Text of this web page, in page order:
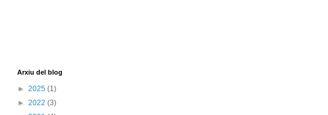
Arxiu del blog
► 2025 (1)
► 2022 (3)